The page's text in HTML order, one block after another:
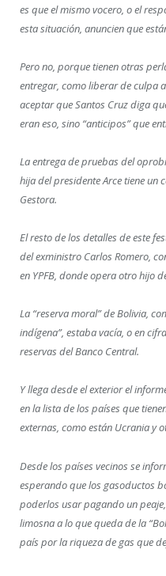
es que el mismo vocero, o el
esta situación, anuncien que
Pero no, porque tienen otras
entregar, como liberar de culpa
aceptar que Santos Cruz diga
eran eso, sino “anticipos” que
La entrega de pruebas del
hija del presidente Arce tiene un
Gestora.
El resto de los detalles de este
del exministro Carlos Romero,
en YPFB, donde opera otro hijo
La “reserva moral” de Bolivia,
indígena”, estaba vacía, o en
reservas del Banco Central.
Y llega desde el exterior el
en la lista de los países que
externas, como están Ucrania y
Desde los países vecinos se
esperando que los gasoductos
poderlos usar pagando un
limosna a lo que queda de la
país por la riqueza de gas que